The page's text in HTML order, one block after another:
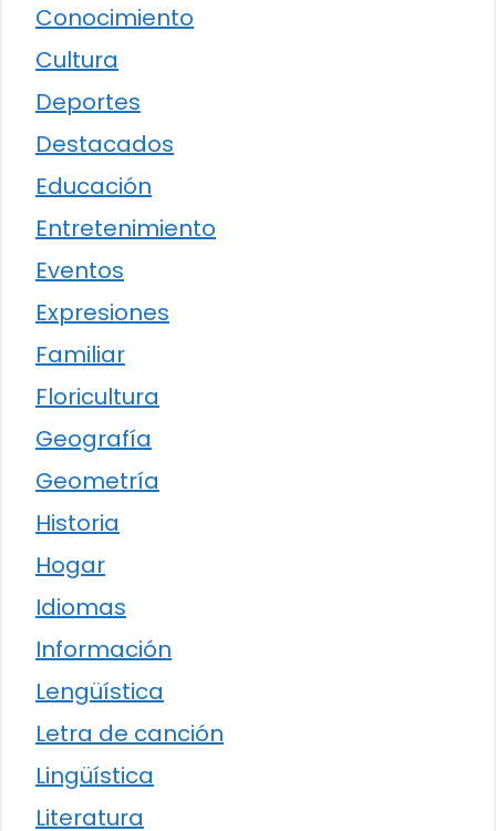
Conocimiento
Cultura
Deportes
Destacados
Educación
Entretenimiento
Eventos
Expresiones
Familiar
Floricultura
Geografía
Geometría
Historia
Hogar
Idiomas
Información
Lengüística
Letra de canción
Lingüística
Literatura